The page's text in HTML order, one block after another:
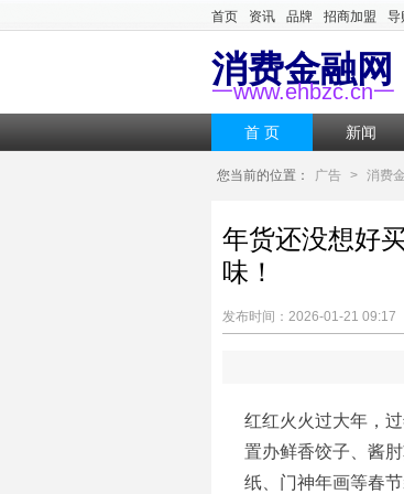
首页 资讯 品牌 招商加盟 导
消费金融网
一www.ehbzc.cn一
首 页 新闻
您当前的位置： 广告 > 消费
年货还没想好
味！
发布时间：2026-01-21
红红火火过大年，
置办鲜香饺子、酱
纸、门神年画等春